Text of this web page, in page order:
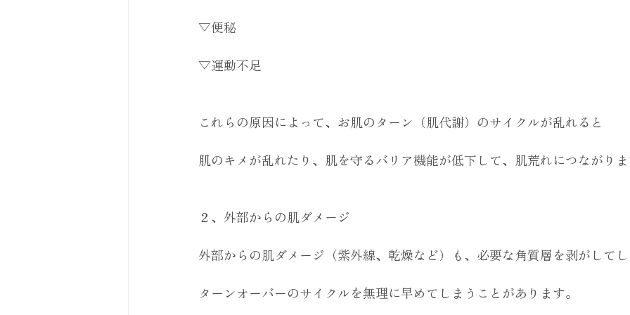
▽便秘
▽運動不足
これらの原因によって、お肌のターン（肌代謝）のサイクルが乱れると
肌のキメが乱れたり、肌を守るバリア機能が低下して、肌荒れにつながりま
２、外部からの肌ダメージ
外部からの肌ダメージ（紫外線、乾燥など）も、必要な角質層を剥がして
ターンオーバーのサイクルを無理に早めてしまうことがあります。